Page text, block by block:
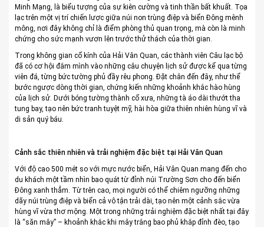
Minh Mạng, là biểu tượng của sự kiên cường và tinh thần bất khuất. Tọa
lạc trên một vị trí chiến lược giữa núi non trùng điệp và biển Đông mênh
mông, nơi đây không chỉ là điểm phòng thủ quan trọng, mà còn là minh
chứng cho sức mạnh vươn lên trước thử thách của thời gian.
Trong không gian cổ kính của Hải Vân Quan, các thành viên Câu lạc bộ
đã có cơ hội đắm mình vào những câu chuyện lịch sử được kể qua từng
viên đá, từng bức tường phủ đầy rêu phong. Đặt chân đến đây, như thể
bước ngược dòng thời gian, chứng kiến những khoảnh khắc hào hùng
của lịch sử. Dưới bóng tường thành cổ xưa, những tà áo dài thướt tha
tung bay, tạo nên bức tranh tuyệt mỹ, hài hòa giữa thiên nhiên hùng vĩ và
di sản quý báu.
Cảnh sắc thiên nhiên và trải nghiệm đặc biệt tại Hải Vân Quan
Với độ cao 500 mét so với mực nước biển, Hải Vân Quan mang đến cho
du khách một tầm nhìn bao quát từ đỉnh núi Trường Sơn cho đến biển
Đông xanh thẳm. Từ trên cao, mọi người có thể chiêm ngưỡng những
dãy núi trùng điệp và biển cả vô tận trải dài, tạo nên một cảnh sắc vừa
hùng vĩ vừa thơ mộng. Một trong những trải nghiệm đặc biệt nhất tại đây
là “săn mây” – khoảnh khắc khi mây trắng bao phủ khắp đỉnh đèo, tạo